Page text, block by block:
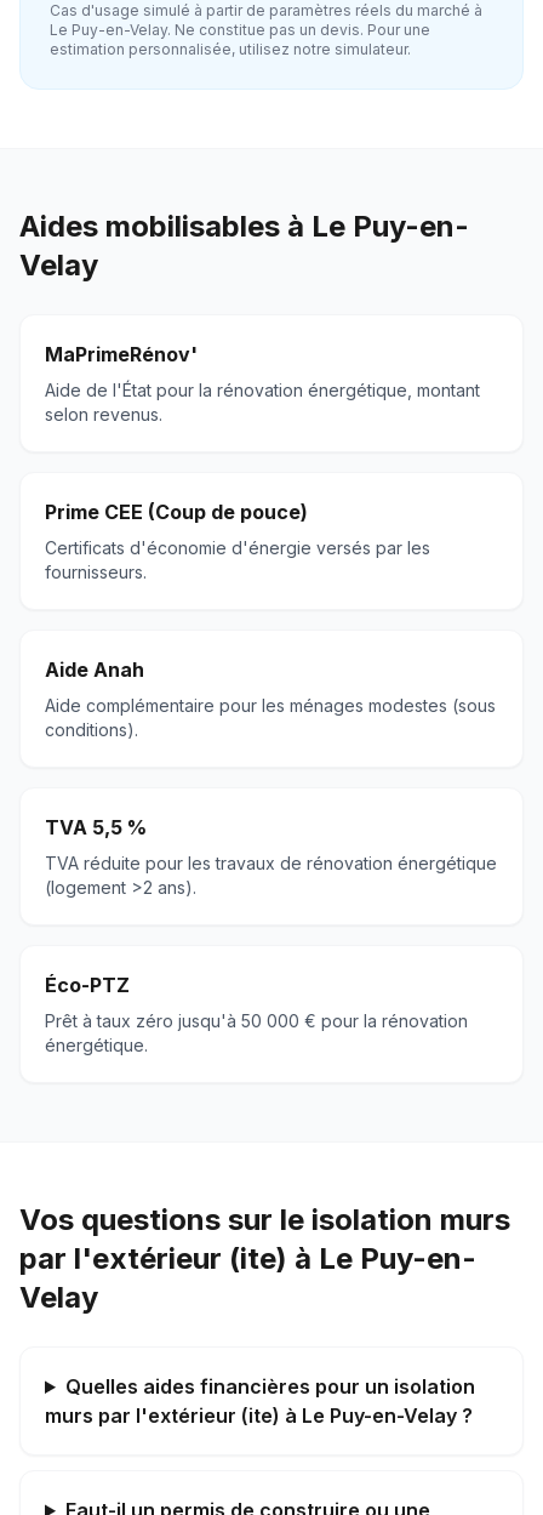
Cas d'usage simulé à partir de paramètres réels du marché à
Le Puy-en-Velay. Ne constitue pas un devis. Pour une
estimation personnalisée, utilisez notre simulateur.
Aides mobilisables à Le Puy-en-
Velay
MaPrimeRénov'
Aide de l'État pour la rénovation énergétique, montant
selon revenus.
Prime CEE (Coup de pouce)
Certificats d'économie d'énergie versés par les
fournisseurs.
Aide Anah
Aide complémentaire pour les ménages modestes (sous
conditions).
TVA 5,5 %
TVA réduite pour les travaux de rénovation énergétique
(logement >2 ans).
Éco-PTZ
Prêt à taux zéro jusqu'à 50 000 € pour la rénovation
énergétique.
Vos questions sur le isolation murs
par l'extérieur (ite) à Le Puy-en-
Velay
Quelles aides financières pour un isolation
murs par l'extérieur (ite) à Le Puy-en-Velay ?
Faut-il un permis de construire ou une